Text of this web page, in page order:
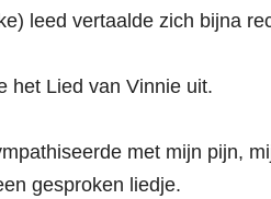
leed vertaalde zich bijna
het Lied van Vinnie uit.
met mijn pijn,
gesproken liedje.